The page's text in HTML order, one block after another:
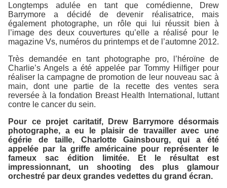
Longtemps adulée en tant que comédienne, Drew
Barrymore a décidé de devenir réalisatrice, mais
également photographe, un rôle qui lui réussit bien à
l’image des deux couvertures qu’elle a réalisé pour le
magazine Vs, numéros du printemps et de l’automne 2012.
Très demandée en tant photographe pro, l’héroïne de
Charlie’s Angels a été appelée par Tommy Hilfiger pour
réaliser la campagne de promotion de leur nouveau sac à
main, dont une partie de la recette des ventes sera
reversée à la fondation Breast Health International, luttant
contre le cancer du sein.
Pour ce projet caritatif, Drew Barrymore désormais
photographe, a eu le plaisir de travailler avec une
égérie de taille, Charlotte Gainsbourg, qui a été
appelée par la griffe américaine pour représenter le
fameux sac édition limitée. Et le résultat est
impressionnant, un shooting des plus glamour
orchestré par deux grandes vedettes du grand écran.